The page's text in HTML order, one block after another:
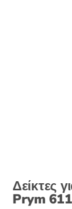
Δείκτες
Prym